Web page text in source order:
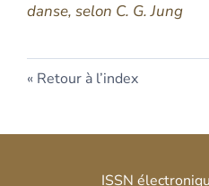
danse, selon C. G. Jung
Retour à l’index
ISSN